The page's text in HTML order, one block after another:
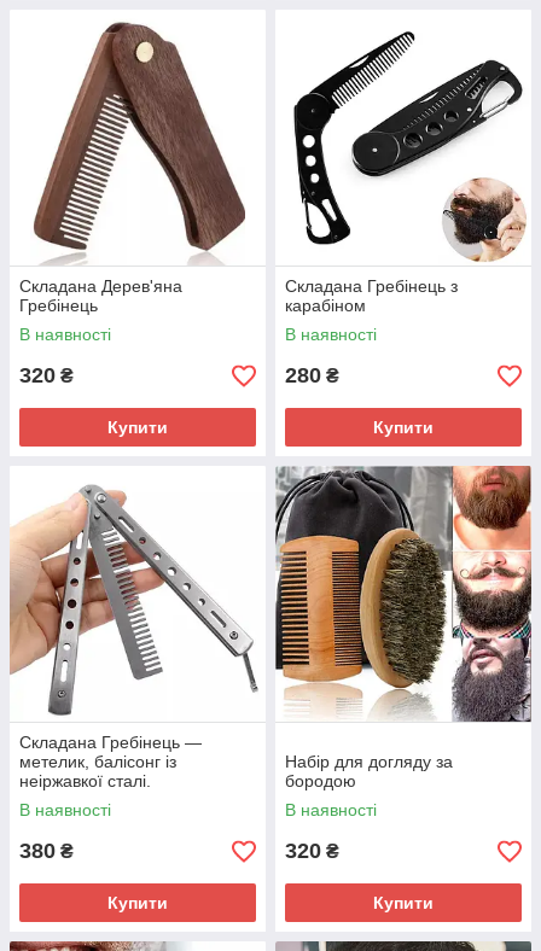
Складана Дерев'яна
Гребінець
В наявності
320 ₴
Купити
Складана Гребінець з
карабіном
В наявності
280 ₴
Купити
Складана Гребінець —
метелик, балісонг із
неіржавкої сталі.
В наявності
380 ₴
Купити
Набір для догляду за
бородою
В наявності
320 ₴
Купити